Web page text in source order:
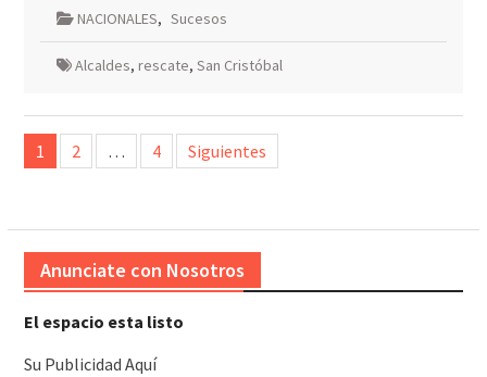
NACIONALES, Sucesos
Alcaldes, rescate, San Cristóbal
Paginación
de
1 2 … 4 Siguientes
Anunciate con Nosotros
El espacio esta listo
Su Publicidad Aquí